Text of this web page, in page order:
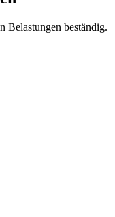
Belastungen beständig.